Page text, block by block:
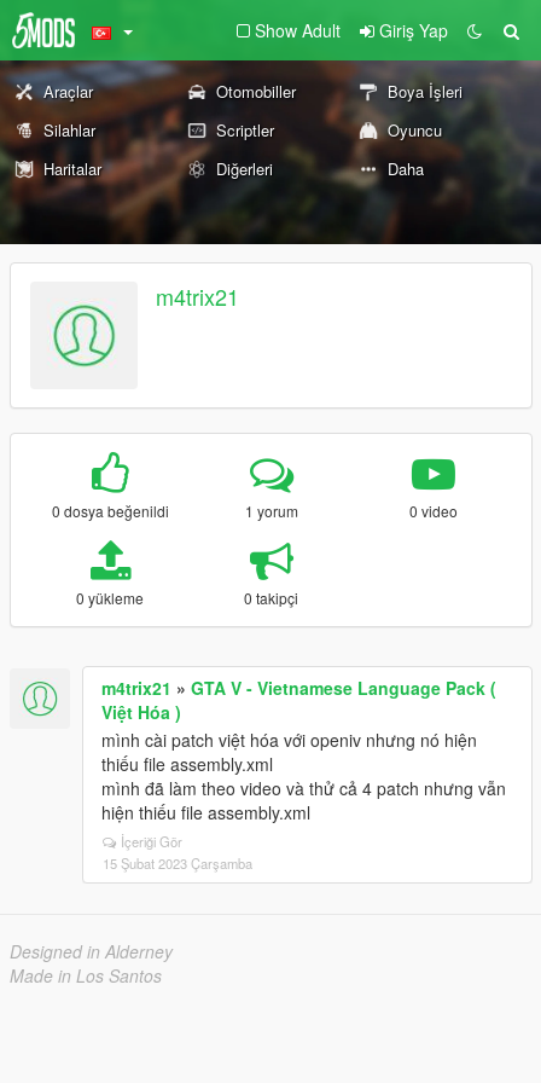
Show Adult Giriş Yap
Araçlar Otomobiller
Boya İşleri
Silahlar
Scriptler
Oyuncu
Haritalar
Diğerleri Daha
m4trix21
0 dosya beğenildi 1 yorum 0 video
0 yükleme 0 takipçi
m4trix21 » GTA V - Vietnamese Language Pack (
Việt Hóa )
mình cài patch việt hóa với openiv nhưng nó hiện
thiếu file assembly.xml
mình đã làm theo video và thử cả 4 patch nhưng vẫn
hiện thiếu file assembly.xml
İçeriği Gör
15 Şubat 2023 Çarşamba
Designed in Alderney
Made in Los Santos